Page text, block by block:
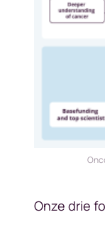
Onze drie